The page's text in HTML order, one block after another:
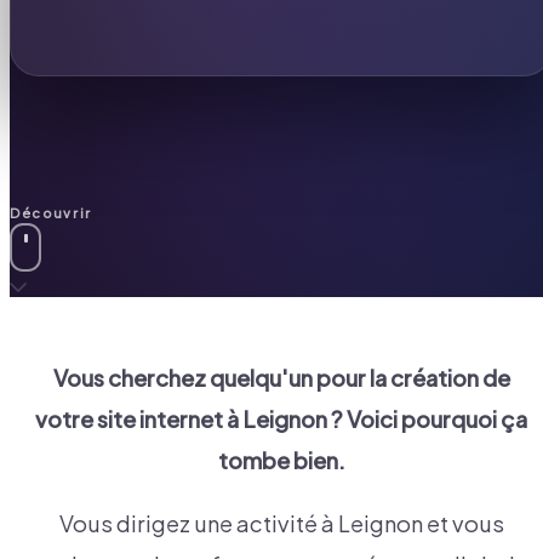
Découvrir
Vous cherchez quelqu'un pour la création de
votre site internet à Leignon? Voici pourquoi ça
tombe bien.
Vous dirigez une activité à Leignon et vous